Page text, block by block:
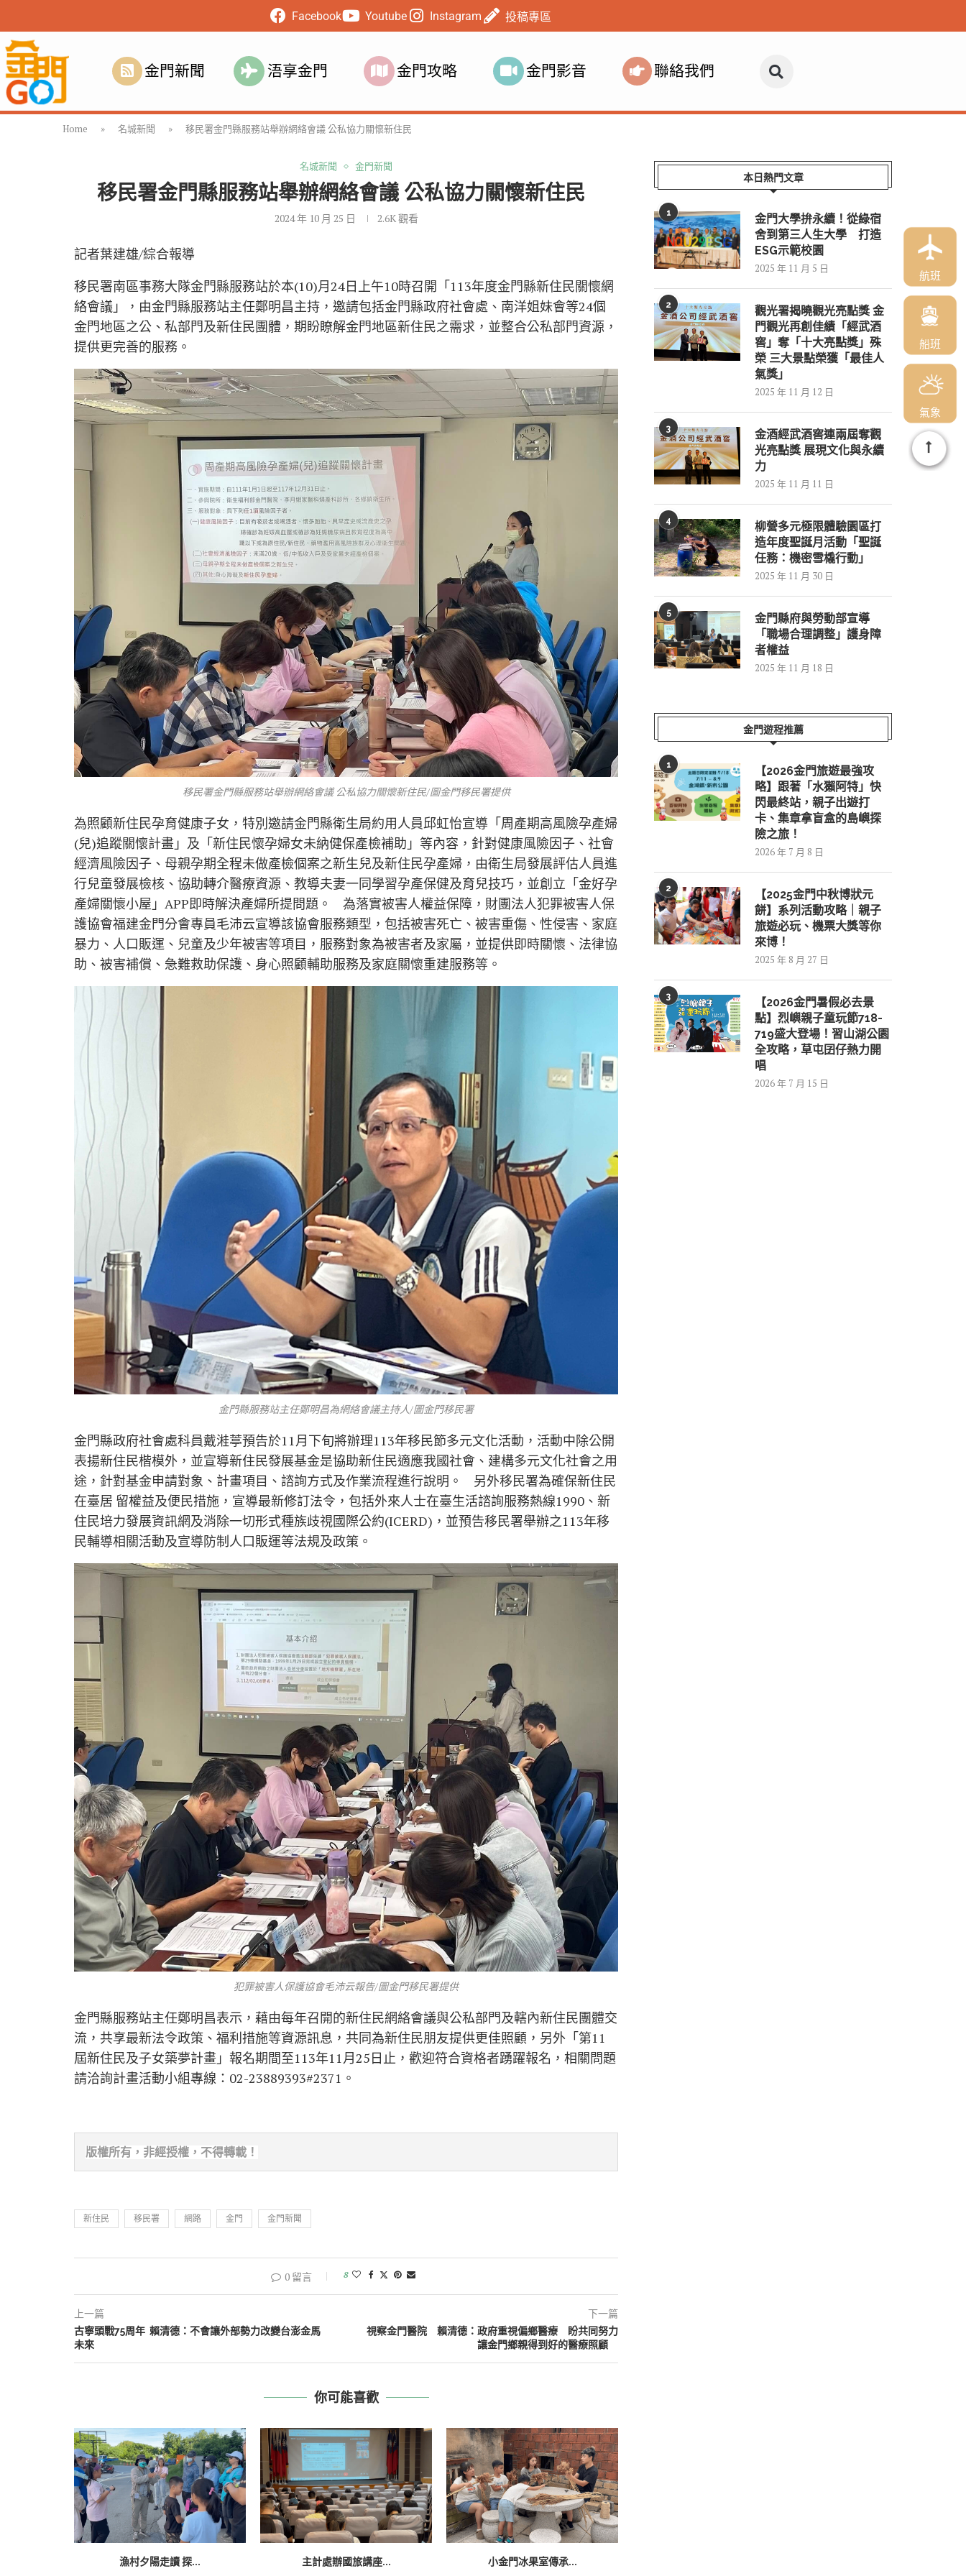
Facebook Youtube Instagram 投稿專區
金門新聞 浯享金門 金門攻略 金門影音 聯絡我們
Home » 名城新聞 » 移民署金門縣服務站舉辦網絡會議 公私協力關懷新住民
名城新聞 金門新聞
移民署金門縣服務站舉辦網絡會議 公私協力關懷新住民
2024 年 10 月 25 日 2.6K觀看
記者葉建雄/綜合報導
移民署南區事務大隊金門縣服務站於本(10)月24日上午10時召開「113年度金門縣新住民關懷網
絡會議」，由金門縣服務站主任鄭明昌主持，邀請包括金門縣政府社會處、南洋姐妹會等24個
金門地區之公、私部門及新住民團體，期盼瞭解金門地區新住民之需求，並整合公私部門資源，
提供更完善的服務。
移民署金門縣服務站舉辦網絡會議 公私協力關懷新住民/圖金門移民署提供
為照顧新住民孕育健康子女，特別邀請金門縣衛生局約用人員邱虹怡宣導「周產期高風險孕產婦
(兒)追蹤關懷計畫」及「新住民懷孕婦女未納健保產檢補助」等內容，針對健康風險因子、社會
經濟風險因子、母親孕期全程未做產檢個案之新生兒及新住民孕產婦，由衛生局發展評估人員進
行兒童發展檢核、協助轉介醫療資源、教導夫妻一同學習孕產保健及育兒技巧，並創立「金好孕
產婦關懷小屋」APP即時解決產婦所提問題。 為落實被害人權益保障，財團法人犯罪被害人保
護協會福建金門分會專員毛沛云宣導該協會服務類型，包括被害死亡、被害重傷、性侵害、家庭
暴力、人口販運、兒童及少年被害等項目，服務對象為被害者及家屬，並提供即時關懷、法律協
助、被害補償、急難救助保護、身心照顧輔助服務及家庭關懷重建服務等。
金門縣服務站主任鄭明昌為網絡會議主持人/圖金門移民署
金門縣政府社會處科員戴溎葶預告於11月下旬將辦理113年移民節多元文化活動，活動中除公開
表揚新住民楷模外，並宣導新住民發展基金是協助新住民適應我國社會、建構多元文化社會之用
途，針對基金申請對象、計畫項目、諮詢方式及作業流程進行說明。 另外移民署為確保新住民
在臺居 留權益及便民措施，宣導最新修訂法令，包括外來人士在臺生活諮詢服務熱線1990、新
住民培力發展資訊網及消除一切形式種族歧視國際公約(ICERD)，並預告移民署舉辦之113年移
民輔導相關活動及宣導防制人口販運等法規及政策。
犯罪被害人保護協會毛沛云報告/圖金門移民署提供
金門縣服務站主任鄭明昌表示，藉由每年召開的新住民網絡會議與公私部門及轄內新住民團體交
流，共享最新法令政策、福利措施等資源訊息，共同為新住民朋友提供更佳照顧，另外「第11
屆新住民及子女築夢計畫」報名期間至113年11月25日止，歡迎符合資格者踴躍報名，相關問題
請洽詢計畫活動小組專線：02-23889393#2371。
版權所有，非經授權，不得轉載！
新住民 移民署 網路 金門 金門新聞
0 留言 8
上一篇
古寧頭戰75周年 賴清德：不會讓外部勢力改變台澎金馬
未來
下一篇
視察金門醫院 賴清德：政府重視偏鄉醫療 盼共同努力
讓金門鄉親得到好的醫療照顧
你可能喜歡
漁村夕陽走讀 探... 主計處辦國旅講座... 小金門冰果室傳承...
本日熱門文章
1
金門大學拚永續！從綠宿
舍到第三人生大學 打造
ESG示範校園
2025 年 11 月 5 日
2
觀光署揭曉觀光亮點獎 金
門觀光再創佳績「經武酒
窖」奪「十大亮點獎」殊
榮 三大景點榮獲「最佳人
氣獎」
2025 年 11 月 12 日
3
金酒經武酒窖連兩屆奪觀
光亮點獎 展現文化與永續
力
2025 年 11 月 11 日
4
柳營多元極限體驗園區打
造年度聖誕月活動「聖誕
任務：機密雪橇行動」
2025 年 11 月 30 日
5
金門縣府與勞動部宣導
「職場合理調整」護身障
者權益
2025 年 11 月 18 日
金門遊程推薦
1
【2026金門旅遊最強攻
略】跟著「水獺阿特」快
閃最終站，親子出遊打
卡、集章拿盲盒的島嶼探
險之旅！
2026 年 7 月 8 日
2
【2025金門中秋博狀元
餅】系列活動攻略｜親子
旅遊必玩、機票大獎等你
來博！
2025 年 8 月 27 日
3
【2026金門暑假必去景
點】烈嶼親子童玩節718-
719盛大登場！習山湖公園
全攻略，草屯囝仔熱力開
唱
2026 年 7 月 15 日
航班
船班
氣象